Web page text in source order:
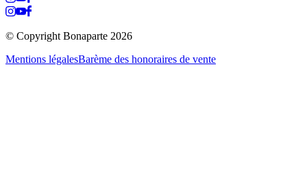
© Copyright Bonaparte 2026
Mentions légalesBarème des honoraires de vente